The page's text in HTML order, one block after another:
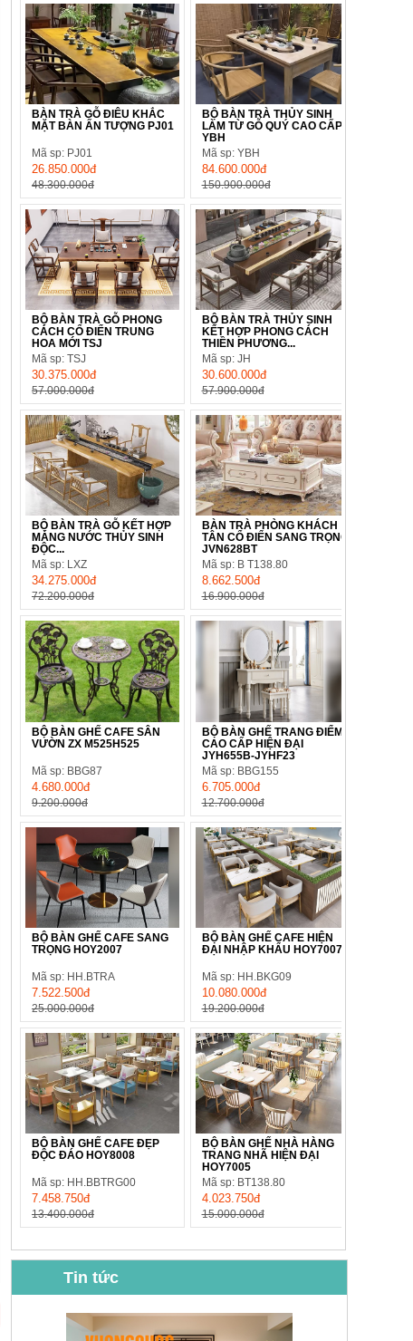
BÀN TRÀ GỖ ĐIÊU KHẮC
MẶT BÀN ẤN TƯỢNG PJ01
Mã sp: PJ01
26.850.000đ
48.300.000đ
BỘ BÀN TRÀ THỦY SINH
LÀM TỪ GỖ QUÝ CAO CẤP
YBH
Mã sp: YBH
84.600.000đ
150.900.000đ
BỘ BÀN TRÀ GỖ PHONG
CÁCH CỔ ĐIỂN TRUNG
HOA MỚI TSJ
Mã sp: TSJ
30.375.000đ
57.000.000đ
BỘ BÀN TRÀ THỦY SINH
KẾT HỢP PHONG CÁCH
THIỀN PHƯƠNG...
Mã sp: JH
30.600.000đ
57.900.000đ
BỘ BÀN TRÀ GỖ KẾT HỢP
MÁNG NƯỚC THỦY SINH
ĐỘC...
Mã sp: LXZ
34.275.000đ
72.200.000đ
BÀN TRÀ PHÒNG KHÁCH
TÂN CỔ ĐIỂN SANG TRỌNG
JVN628BT
Mã sp: B T138.80
8.662.500đ
16.900.000đ
BỘ BÀN GHẾ CAFE SÂN
VƯỜN ZX M525H525
Mã sp: BBG87
4.680.000đ
9.200.000đ
BỘ BÀN GHẾ TRANG ĐIỂM
CAO CẤP HIỆN ĐẠI
JYH655B-JYHF23
Mã sp: BBG155
6.705.000đ
12.700.000đ
BỘ BÀN GHẾ CAFE SANG
TRỌNG HOY2007
Mã sp: HH.BTRA
7.522.500đ
25.000.000đ
BỘ BÀN GHẾ CAFE HIỆN
ĐẠI NHẬP KHẨU HOY7007
Mã sp: HH.BKG09
10.080.000đ
19.200.000đ
BỘ BÀN GHẾ CAFE ĐẸP
ĐỘC ĐÁO HOY8008
Mã sp: HH.BBTRG00
7.458.750đ
13.400.000đ
BỘ BÀN GHẾ NHÀ HÀNG
TRANG NHÃ HIỆN ĐẠI
HOY7005
Mã sp: BT138.80
4.023.750đ
15.000.000đ
Tin tức